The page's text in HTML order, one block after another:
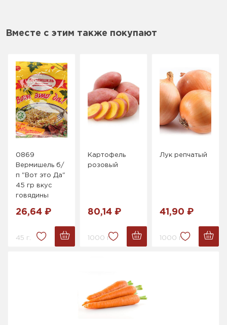
Вместе с этим также покупают
0869
Вермишель б/
п "Вот это Да"
45 гр вкус
говядины
26,64 ₽
45 г.
Картофель
розовый
80,14 ₽
1000 г.
Лук репчатый
41,90 ₽
1000 г.